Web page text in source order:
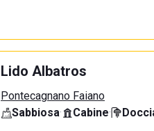
Lido Albatros
Pontecagnano Faiano
Sabbiosa· Cabine·